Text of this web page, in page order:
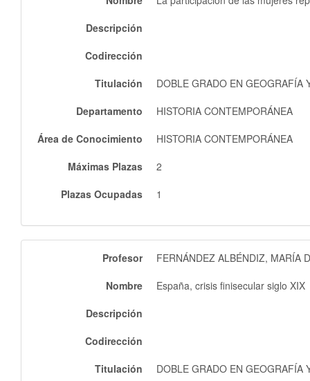
Descripción
Codirección
Titulación
DOBLE GRADO EN GEOGRAFÍA
Departamento
HISTORIA CONTEMPORÁNEA
Área de Conocimiento
HISTORIA CONTEMPORÁNEA
Máximas Plazas
2
Plazas Ocupadas
1
Profesor
FERNÁNDEZ ALBÉNDIZ, MARÍA
Nombre
España, crisis finisecular siglo XIX
Descripción
Codirección
Titulación
DOBLE GRADO EN GEOGRAFÍA